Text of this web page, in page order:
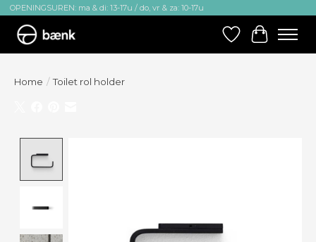
OPENINGSUREN: ma & di: 13-17u / do, vr & za: 10-17u
Verlanglijst
Home / Toilet rol holder